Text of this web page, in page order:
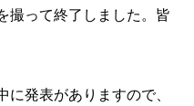
撮って終了しました。皆
に発表がありますので、